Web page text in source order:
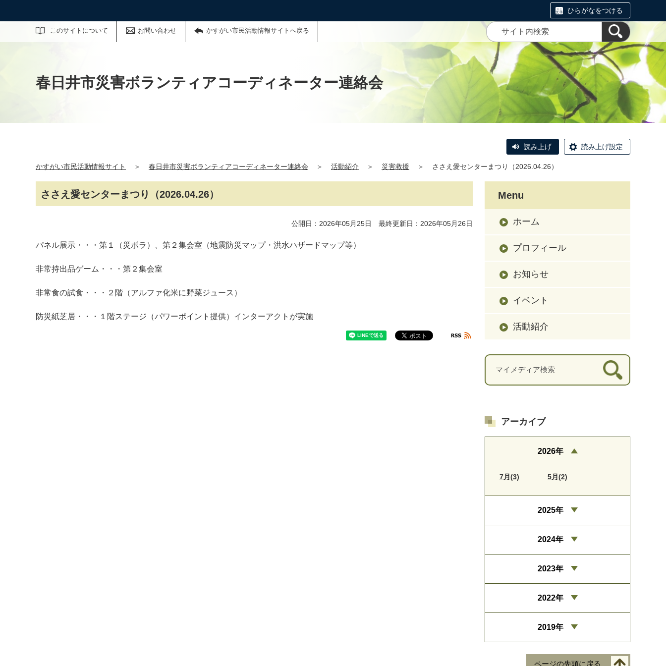
ひらがなをつける
このサイトについて お問い合わせ かすがい市民活動情報サイトへ戻る
サイト内検索
春日井市災害ボランティアコーディネーター連絡会
読み上げ 読み上げ設定
かすがい市民活動情報サイト ＞ 春日井市災害ボランティアコーディネーター連絡会 ＞ 活動紹介 ＞ 災害救援 ＞ ささえ愛センターまつり（2026.04.26）
ささえ愛センターまつり（2026.04.26）
公開日：2026年05月25日 最終更新日：2026年05月26日
パネル展示・・・第１（災ボラ）、第２集会室（地震防災マップ・洪水ハザードマップ等）
非常持出品ゲーム・・・第２集会室
非常食の試食・・・２階（アルファ化米に野菜ジュース）
防災紙芝居・・・１階ステージ（パワーポイント提供）インターアクトが実施
Menu
ホーム
プロフィール
お知らせ
イベント
活動紹介
アーカイブ
2026年
7月(3) 5月(2)
2025年
2024年
2023年
2022年
2019年
ページの先頭に戻る